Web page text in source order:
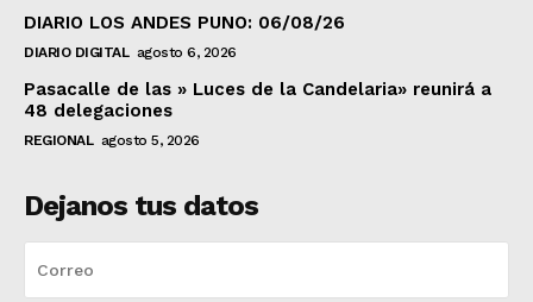
DIARIO LOS ANDES PUNO: 06/08/26
DIARIO DIGITAL agosto 6, 2026
Pasacalle de las » Luces de la Candelaria» reunirá a
48 delegaciones
REGIONAL agosto 5, 2026
Dejanos tus datos